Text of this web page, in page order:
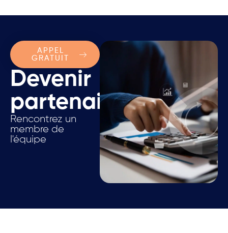
Devenir
partenaire.
Rencontrez un
membre de
l'équipe
APPEL
GRATUIT